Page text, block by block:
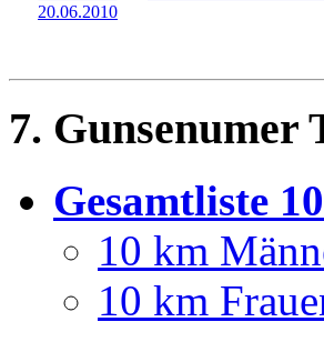
7. Gunsenumer
Gesamtliste
10 km
10 km